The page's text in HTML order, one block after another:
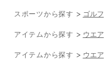
発売シーズン
スポーツから探す ゴルフ
アイテムから探す ウエア
アイテムから探す ウエア